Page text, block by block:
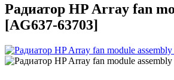
Радиатор HP Array fan
[AG637-63703]